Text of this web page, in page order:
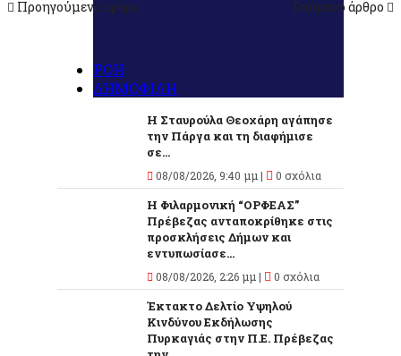
Προηγούμενο άρθρο Επόμενο άρθρο
ΡΟΗ
ΔΗΜΟΦΙΛΗ
Η Σταυρούλα Θεοχάρη αγάπησε
την Πάργα και τη διαφήμισε
σε...
08/08/2026, 9:40 μμ | 0 σχόλια
Η Φιλαρμονική “ΟΡΦΕΑΣ”
Πρέβεζας ανταποκρίθηκε στις
προσκλήσεις Δήμων και
εντυπωσίασε...
08/08/2026, 2:26 μμ | 0 σχόλια
Έκτακτο Δελτίο Υψηλού
Κινδύνου Εκδήλωσης
Πυρκαγιάς στην Π.Ε. Πρέβεζας